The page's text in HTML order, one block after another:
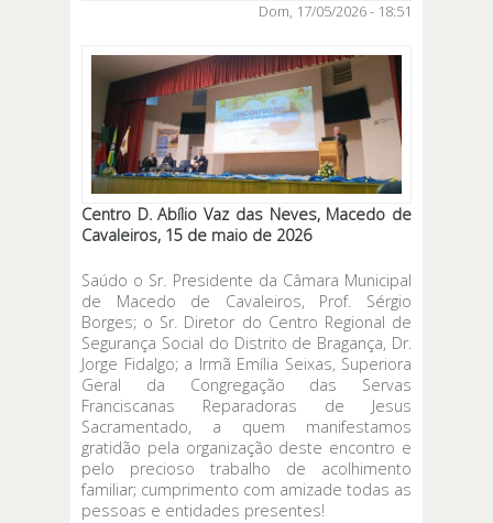
Dom, 17/05/2026 - 18:51
Centro D. Abílio Vaz das Neves, Macedo de
Cavaleiros, 15 de maio de 2026
Saúdo o Sr. Presidente da Câmara Municipal
de Macedo de Cavaleiros, Prof. Sérgio
Borges; o Sr. Diretor do Centro Regional de
Segurança Social do Distrito de Bragança, Dr.
Jorge Fidalgo; a Irmã Emília Seixas, Superiora
Geral da Congregação das Servas
Franciscanas Reparadoras de Jesus
Sacramentado, a quem manifestamos
gratidão pela organização deste encontro e
pelo precioso trabalho de acolhimento
familiar; cumprimento com amizade todas as
pessoas e entidades presentes!